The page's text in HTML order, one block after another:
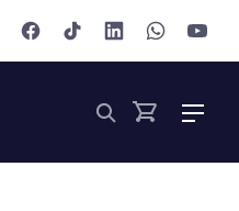
Window
New Window
New Window
New Window
New New
Cart